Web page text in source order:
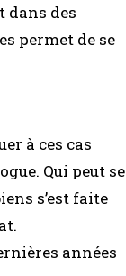
dans des
permet de se
à ces cas
Qui peut se
s’est faite
années